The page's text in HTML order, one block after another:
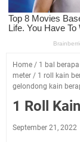
Home / 1 bal
meter / 1 roll kain
gelondong kain
1 Roll
September 21, 2022